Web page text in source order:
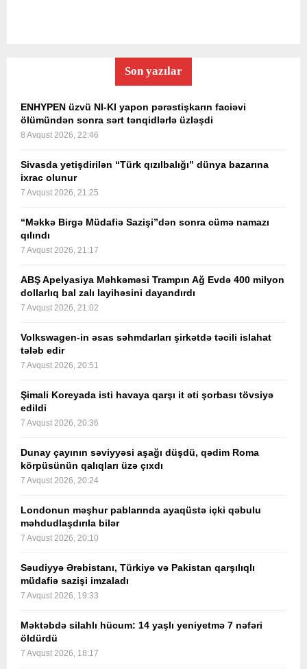
Son yazılar
ENHYPEN üzvü NI-KI yapon pərəstişkarın faciəvi
ölümündən sonra sərt tənqidlərlə üzləşdi
8 Avqust 2026, 22:46
Sivasda yetişdirilən “Türk qızılbalığı” dünya bazarına
ixrac olunur
7 Avqust 2026, 21:25
“Məkkə Birgə Müdafiə Sazişi”dən sonra cümə namazı
qılındı
7 Avqust 2026, 21:17
ABŞ Apelyasiya Məhkəməsi Trampın Ağ Evdə 400 milyon
dollarlıq bal zalı layihəsini dayandırdı
7 Avqust 2026, 21:02
Volkswagen-in əsas səhmdarları şirkətdə təcili islahat
tələb edir
7 Avqust 2026, 20:51
Şimali Koreyada isti havaya qarşı it əti şorbası tövsiyə
edildi
7 Avqust 2026, 20:36
Dunay çayının səviyyəsi aşağı düşdü, qədim Roma
körpüsünün qalıqları üzə çıxdı
7 Avqust 2026, 20:24
Londonun məşhur pablarında ayaqüstə içki qəbulu
məhdudlaşdırıla bilər
7 Avqust 2026, 20:10
Səudiyyə Ərəbistanı, Türkiyə və Pakistan qarşılıqlı
müdafiə sazişi imzaladı
7 Avqust 2026, 19:33
Məktəbdə silahlı hücum: 14 yaşlı yeniyetmə 7 nəfəri
öldürdü
7 Avqust 2026, 18:17